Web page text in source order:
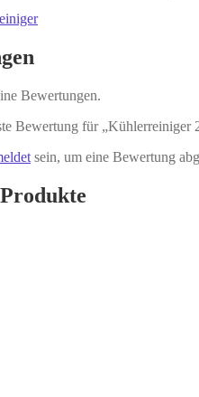
Bewertungen.
Bewertung für „Kühlerreiniger
sein, um eine Bewertung